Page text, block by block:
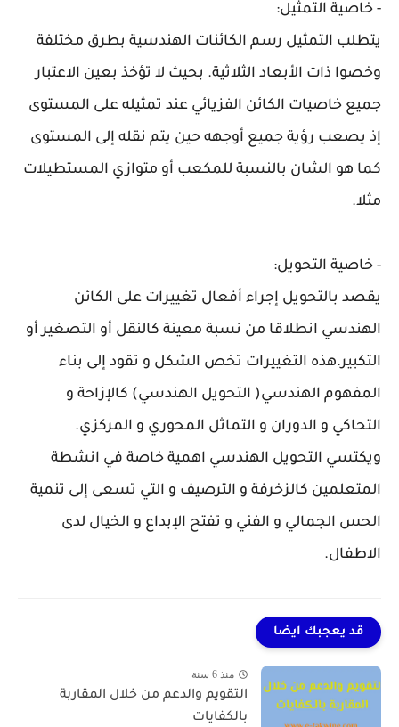
- خاصية التمثيل:
يتطلب التمثيل رسم الكائنات الهندسية بطرق مختلفة
وخصوا ذات الأبعاد الثلاثية. بحيث لا تؤخذ بعين الاعتبار
جميع خاصيات الكائن الفزيائي عند تمثيله على المستوى
إذ يصعب رؤية جميع أوجهه حين يتم نقله إلى المستوى
كما هو الشان بالنسبة للمكعب أو متوازي المستطيلات
مثلا.
- خاصية التحويل:
يقصد بالتحويل إجراء أفعال تغييرات على الكائن
الهندسي انطلاقا من نسبة معينة كالنقل أو التصغير أو
التكبير.هذه التغييرات تخص الشكل و تقود إلى بناء
المفهوم الهندسي( التحويل الهندسي) كالإزاحة و
التحاكي و الدوران و التماثل المحوري و المركزي.
ويكتسي التحويل الهندسي اهمية خاصة في انشطة
المتعلمين كالزخرفة و الترصيف و التي تسعى إلى تنمية
الحس الجمالي و الفني و تفتح الإبداع و الخيال لدى
الاطفال.
قد يعجبك ايضا
منذ 6 سنة
التقويم والدعم من خلال المقاربة
بالكفايات